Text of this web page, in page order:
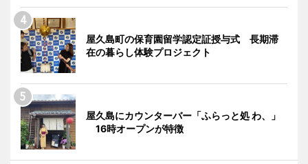
屋久島町の保育園留学認定証授与式 長期滞
在の暮らし体験プロジェクト
屋久島にカウンターバー「ふらっと処 わ、」
16時オープンが特徴